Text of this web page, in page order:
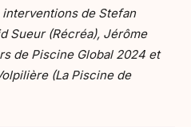
interventions de Stefan
Sueur (Récréa), Jérôme
de Piscine Global 2024 et
(La Piscine de